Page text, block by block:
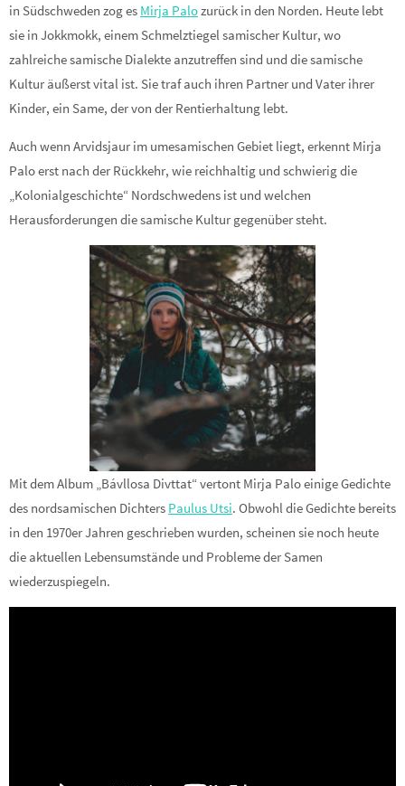
in Südschweden zog es Mirja Palo zurück in den Norden. Heute lebt
sie in Jokkmokk, einem Schmelztiegel samischer Kultur, wo
zahlreiche samische Dialekte anzutreffen sind und die samische
Kultur äußerst vital ist. Sie traf auch ihren Partner und Vater ihrer
Kinder, ein Same, der von der Rentierhaltung lebt.
Auch wenn Arvidsjaur im umesamischen Gebiet liegt, erkennt Mirja
Palo erst nach der Rückkehr, wie reichhaltig und schwierig die
„Kolonialgeschichte“ Nordschwedens ist und welchen
Herausforderungen die samische Kultur gegenüber steht.
Mit dem Album „Bávllosa Divttat“ vertont Mirja Palo einige Gedichte
des nordsamischen Dichters Paulus Utsi. Obwohl die Gedichte bereits
in den 1970er Jahren geschrieben wurden, scheinen sie noch heute
die aktuellen Lebensumstände und Probleme der Samen
wiederzuspiegeln.